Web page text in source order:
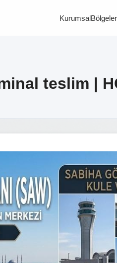
KurumsalBölgeler
teslim |